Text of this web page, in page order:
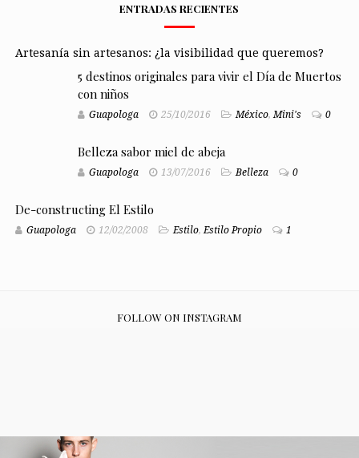
ENTRADAS RECIENTES
Artesanía sin artesanos: ¿la visibilidad que queremos?
5 destinos originales para vivir el Día de Muertos
con niños
Guapologa 25/10/2016 México,Mini's 0
Belleza sabor miel de abeja
Guapologa 13/07/2016 Belleza 0
De-constructing El Estilo
Guapologa 12/02/2008 Estilo,Estilo Propio 1
FOLLOW ON INSTAGRAM